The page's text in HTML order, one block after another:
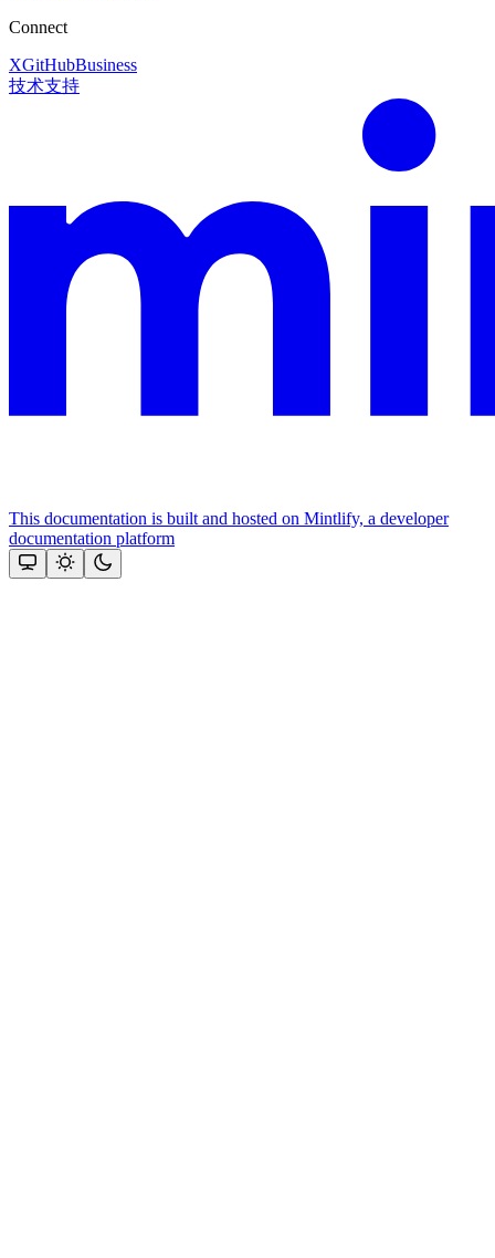
Connect
XGitHubBusiness
技术支持
This documentation is built and hosted on Mintlify, a developer
documentation platform